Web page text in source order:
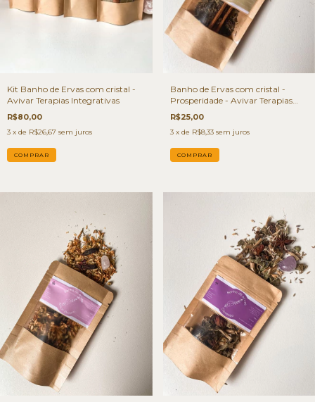
Kit Banho de Ervas com cristal -
Avivar Terapias Integrativas
R$80,00
3 x de R$26,67 sem juros
Banho de Ervas com cristal -
Prosperidade - Avivar Terapias
Integrativas
R$25,00
3 x de R$8,33 sem juros